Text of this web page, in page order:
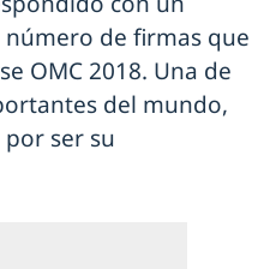
de firmas que
OMC 2018. Una de
del mundo,
ser su